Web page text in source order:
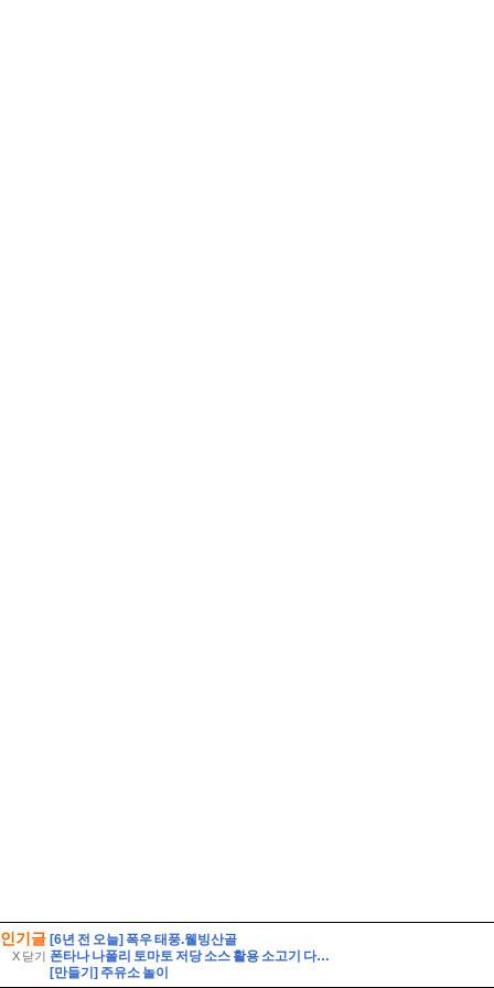
인기글
X 닫기
[6년 전 오늘] 폭우 태풍.웰빙산골
폰타나 나폴리 토마토 저당 소스 활용 소고기 다짐육 파스타 레시피 유기농 통밀면 삶는 시간 꿀팁
[만들기] 주유소 놀이